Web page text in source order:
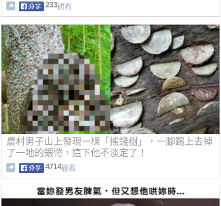
233觀看
農村男子山上發現一棵「搖錢樹」，一腳踢上去掉
了一地的銀幣，這下他不淡定了！
4714觀看